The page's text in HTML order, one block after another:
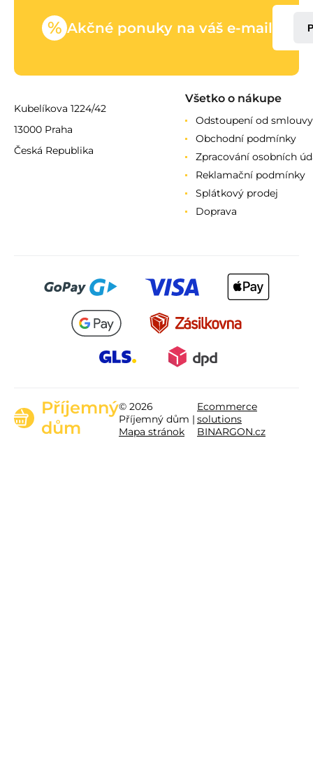
% Akčné ponuky na váš e-mail
Kubelíkova 1224/42
13000 Praha
Česká Republika
Všetko o nákupe
Odstoupení od smlouvy
Obchodní podmínky
Zpracování osobních
Reklamační podmínky
Splátkový prodej
Doprava
Příjemný
dům
© 2026
Příjemný dům |
Mapa stránok
Ecommerce
solutions
BINARGON.cz